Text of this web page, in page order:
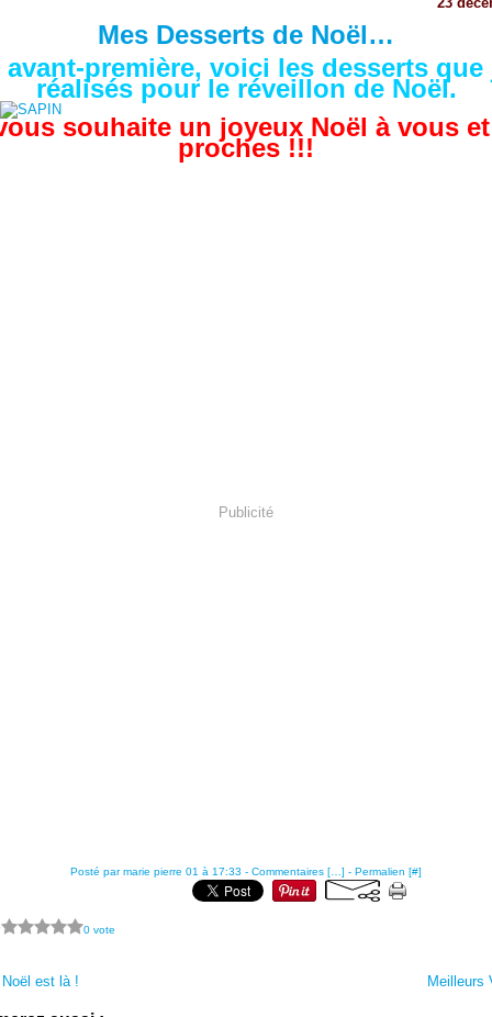
Mes Desserts de Noël…
avant-première, voici les desserts que
réalisés pour le réveillon de Noël.
souhaite un joyeux Noël à vous
proches !!!
Publicité
Posté par marie pierre 01 à 17:33 - Commentaires [ ] - Permalien [#]
0 vote
Noël est là !